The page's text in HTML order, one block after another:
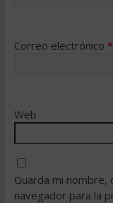
Correo electrónico *
Web
Guarda mi
navegador para la